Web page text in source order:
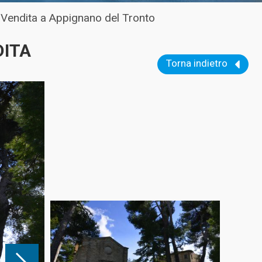
a Appignano del Tronto
Torna indietro